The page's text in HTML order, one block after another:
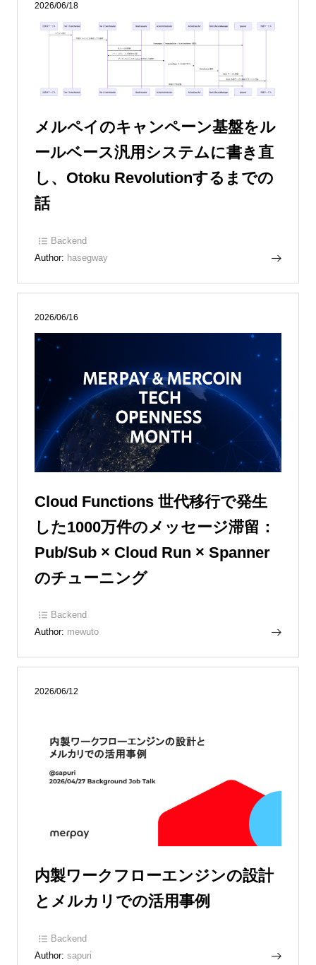
2026/06/18
メルペイのキャンペーン基盤をル
ールベース汎用システムに書き直
し、Otoku Revolutionするまでの
話
Backend
Author: hasegway
2026/06/16
Cloud Functions 世代移行で発生
した1000万件のメッセージ滞留：
Pub/Sub × Cloud Run × Spanner
のチューニング
Backend
Author: mewuto
2026/06/12
内製ワークフローエンジンの設計
とメルカリでの活用事例
Backend
Author: sapuri